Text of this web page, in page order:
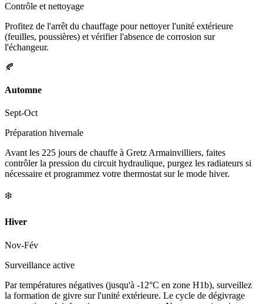
Contrôle et nettoyage
Profitez de l'arrêt du chauffage pour nettoyer l'unité extérieure
(feuilles, poussières) et vérifier l'absence de corrosion sur
l'échangeur.
🍂
Automne
Sept-Oct
Préparation hivernale
Avant les 225 jours de chauffe à Gretz Armainvilliers, faites
contrôler la pression du circuit hydraulique, purgez les radiateurs si
nécessaire et programmez votre thermostat sur le mode hiver.
❄️
Hiver
Nov-Fév
Surveillance active
Par températures négatives (jusqu'à -12°C en zone H1b), surveillez
la formation de givre sur l'unité extérieure. Le cycle de dégivrage